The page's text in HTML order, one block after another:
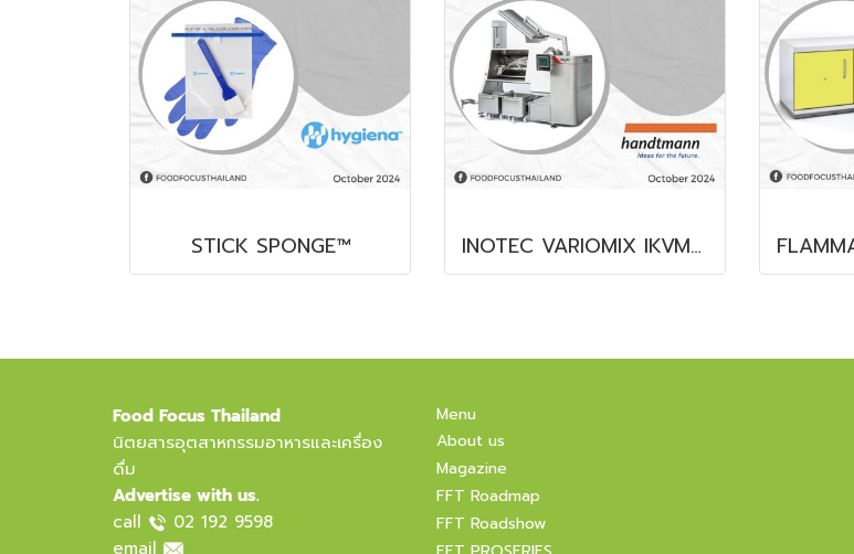
STICK SPONGE™ INOTEC VARIOMIX IKVM 500 VAC
Food Focus Thailand
นิตยสารอุตสาหกรรมอาหารและเครื่อง
ดื่ม
Advertise with us.
call
02 192 9598
email
Menu
About us
Magazine
FFT Roadmap
FFT Roadshow